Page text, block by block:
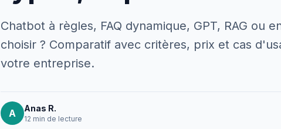
Chatbot à règles, FAQ dynamique, GPT, RAG ou
choisir ? Comparatif avec critères, prix et cas
votre entreprise.
A Anas R.
12 min de lecture